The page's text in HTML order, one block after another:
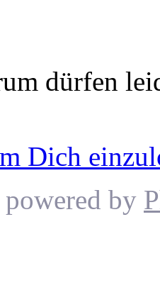
dürfen
Dich
powered by